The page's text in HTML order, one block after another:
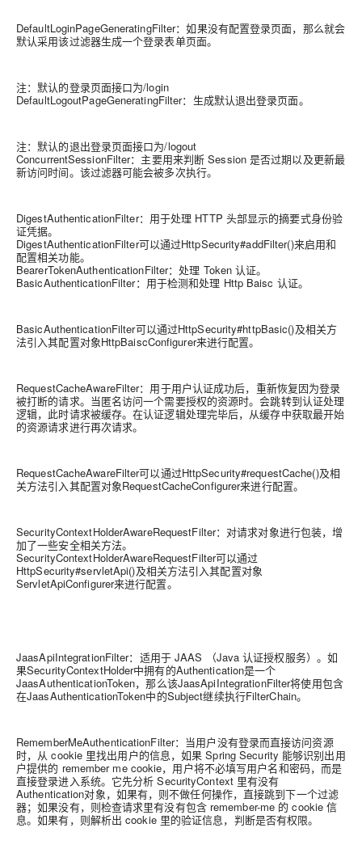
DefaultLoginPageGeneratingFilter：如果没有配置登录页面，那么就会
默认采用该过滤器生成一个登录表单页面。
注：默认的登录页面接口为/login
DefaultLogoutPageGeneratingFilter：生成默认退出登录页面。
注：默认的退出登录页面接口为/logout
ConcurrentSessionFilter：主要用来判断 Session 是否过期以及更新最
新访问时间。该过滤器可能会被多次执行。
DigestAuthenticationFilter：用于处理 HTTP 头部显示的摘要式身份验
证凭据。
DigestAuthenticationFilter可以通过HttpSecurity#addFilter()来启用和
配置相关功能。
BearerTokenAuthenticationFilter：处理 Token 认证。
BasicAuthenticationFilter：用于检测和处理 Http Baisc 认证。
BasicAuthenticationFilter可以通过HttpSecurity#httpBasic()及相关方
法引入其配置对象HttpBaiscConfigurer来进行配置。
RequestCacheAwareFilter：用于用户认证成功后，重新恢复因为登录
被打断的请求。当匿名访问一个需要授权的资源时。会跳转到认证处理
逻辑，此时请求被缓存。在认证逻辑处理完毕后，从缓存中获取最开始
的资源请求进行再次请求。
RequestCacheAwareFilter可以通过HttpSecurity#requestCache()及相
关方法引入其配置对象RequestCacheConfigurer来进行配置。
SecurityContextHolderAwareRequestFilter：对请求对象进行包装，增
加了一些安全相关方法。
SecurityContextHolderAwareRequestFilter可以通过
HttpSecurity#servletApi()及相关方法引入其配置对象
ServletApiConfigurer来进行配置。
JaasApiIntegrationFilter：适用于 JAAS （Java 认证授权服务）。如
果SecurityContextHolder中拥有的Authentication是一个
JaasAuthenticationToken，那么该JaasApiIntegrationFilter将使用包含
在JaasAuthenticationToken中的Subject继续执行FilterChain。
RememberMeAuthenticationFilter：当用户没有登录而直接访问资源
时，从 cookie 里找出用户的信息，如果 Spring Security 能够识别出用
户提供的 remember me cookie，用户将不必填写用户名和密码，而是
直接登录进入系统。它先分析 SecurityContext 里有没有
Authentication对象，如果有，则不做任何操作，直接跳到下一个过滤
器；如果没有，则检查请求里有没有包含 remember-me 的 cookie 信
息。如果有，则解析出 cookie 里的验证信息，判断是否有权限。